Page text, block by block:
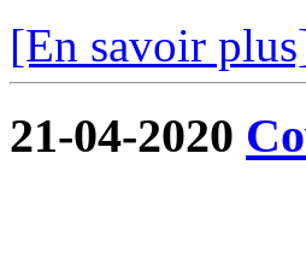
[En savoir
21-04-2020